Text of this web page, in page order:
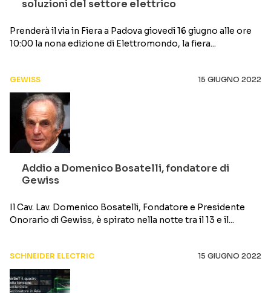
soluzioni del settore elettrico
Prenderà il via in Fiera a Padova giovedi 16 giugno alle ore
10:00 la nona edizione di Elettromondo, la fiera...
GEWISS 15 GIUGNO 2022
Addio a Domenico Bosatelli, fondatore di
Gewiss
Il Cav. Lav. Domenico Bosatelli, Fondatore e Presidente
Onorario di Gewiss, è spirato nella notte tra il 13 e il...
SCHNEIDER ELECTRIC 15 GIUGNO 2022